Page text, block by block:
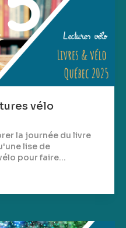
vélo
la journée du livre
lise de
pour faire...